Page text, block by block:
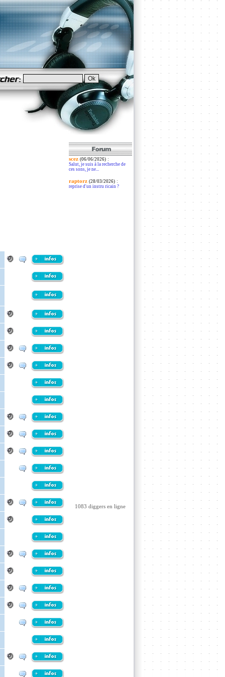
scez (06/06/2026):
Salut, je suis à la recherche de
ces sons, je ne...
raptorz (28/03/2026):
reprise d'un instru ricain ?
1083 diggers en ligne